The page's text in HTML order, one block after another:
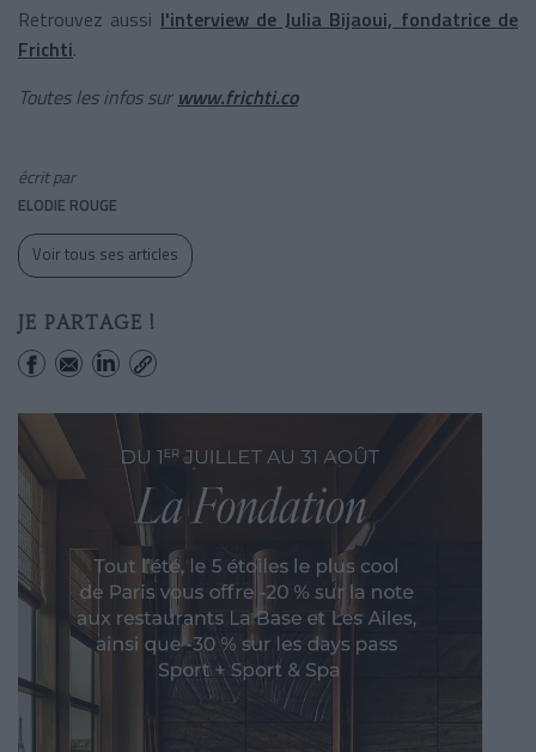
Retrouvez aussi l'interview de Julia Bijaoui, fondatrice de
Frichti.
Toutes les infos sur www.frichti.co
écrit par
ELODIE ROUGE
Voir tous ses articles
JE PARTAGE !